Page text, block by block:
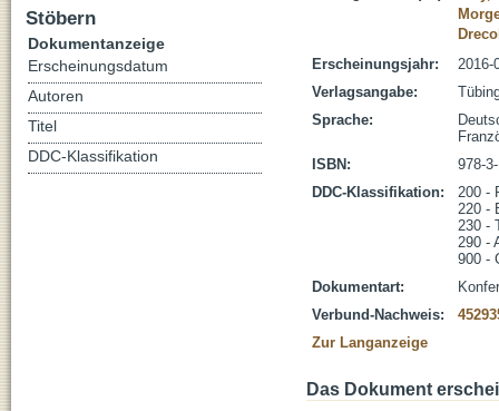
Erscheinungsjahr:
2016-
Verlagsangabe:
Sprache:
ISBN:
978-
DDC-Klassifikation:
200 -
220 -
230 -
290 -
900 -
Dokumentart:
Verbund-Nachweis:
Zur Langanzeige
Das Dokument
Stöbern
Dokumentanzeige
Erscheinungsdatum
Autoren
Titel
DDC-Klassifikation